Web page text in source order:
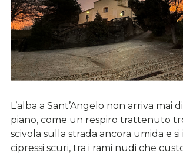
L’alba a Sant’Angelo non arriva mai
piano, come un respiro trattenuto
scivola sulla strada ancora umida e si
cipressi scuri, tra i rami nudi che